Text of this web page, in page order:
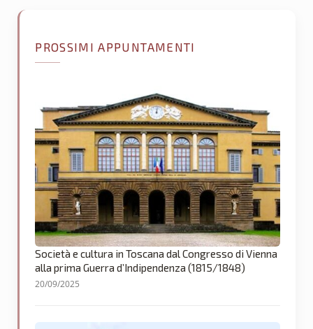
PROSSIMI APPUNTAMENTI
Società e cultura in Toscana dal Congresso di Vienna
alla prima Guerra d’Indipendenza (1815/1848)
20/09/2025